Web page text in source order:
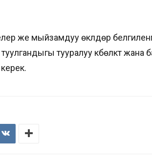
же мыйзамдуу өкүлдөр
тууралуу күбөлүктү жана